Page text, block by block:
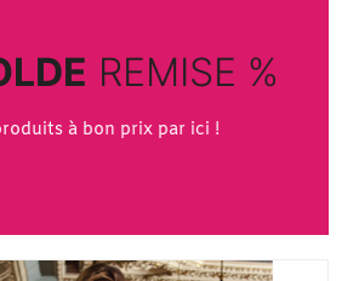
REMISE %
à bon prix par ici !
à ne pas manquer !